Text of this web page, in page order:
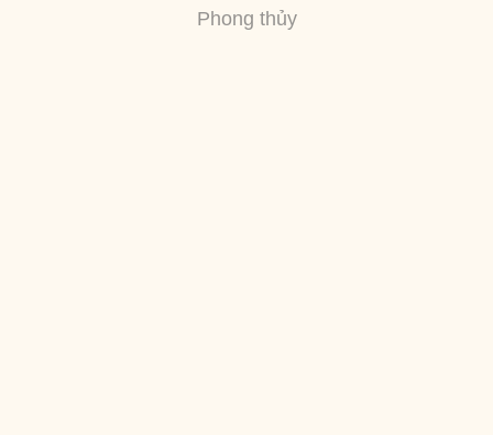
Phong thủy